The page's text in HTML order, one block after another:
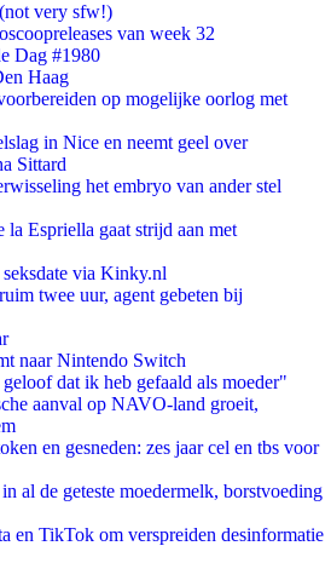
very sfw!)
van week 32
Dag #1980
Haag
op mogelijke oorlog met
in Nice en neemt geel over
Sittard
het embryo van ander stel
Espriella gaat strijd aan met
via Kinky.nl
twee uur, agent gebeten bij
naar Nintendo Switch
dat ik heb gefaald als moeder"
aanval op NAVO-land groeit,
en gesneden: zes jaar cel en tbs voor
al de geteste moedermelk, borstvoeding
en TikTok om verspreiden desinformatie